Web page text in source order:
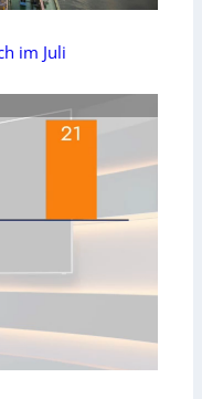
im Juli